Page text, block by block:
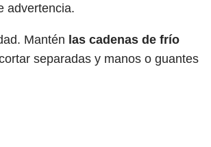
advertencia.
Mantén las cadenas de frío
separadas y manos o guantes